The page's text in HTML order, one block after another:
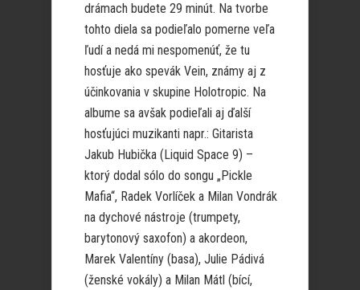
drámach budete 29 minút. Na tvorbe
tohto diela sa podieľalo pomerne veľa
ľudí a nedá mi nespomenúť, že tu
hosťuje ako spevák Vein, známy aj z
účinkovania v skupine Holotropic. Na
albume sa avšak podieľali aj ďalší
hosťujúci muzikanti napr.: Gitarista
Jakub Hubička (Liquid Space 9) –
ktorý dodal sólo do songu „Pickle
Mafia“, Radek Vorlíček a Milan Vondrák
na dychové nástroje (trumpety,
barytonový saxofon) a akordeon,
Marek Valentíny (basa), Julie Pádivá
(ženské vokály) a Milan Mátl (bící,